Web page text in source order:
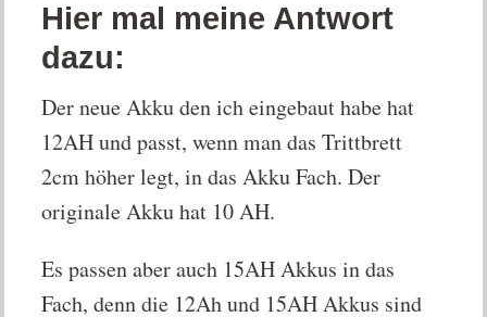
Hier mal meine Antwort
dazu:
Der neue Akku den ich eingebaut habe hat
12AH und passt, wenn man das Trittbrett
2cm höher legt, in das Akku Fach. Der
originale Akku hat 10 AH.
Es passen aber auch 15AH Akkus in das
Fach, denn die 12Ah und 15AH Akkus sind